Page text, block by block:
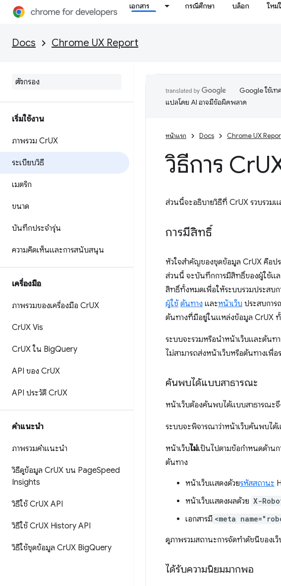
เอกสาร กรณีศึกษา บล็อก ใหม่
Docs Chrome UX Report
เริ่มใช้งาน
ภาพรวม CrUX
ระเบียบวิธี
เมตริก
ขนาด
บันทึกประจำรุ่น
ความคิดเห็นและการสนับสนุน
เครื่องมือ
ภาพรวมของเครื่องมือ CrUX
CrUX Vis
CrUX ใน BigQuery
API ของ CrUX
API ประวัติ CrUX
คำแนะนำ
ภาพรวมคำแนะนำ
วิธีดูข้อมูล CrUX บน PageSpeed
Insights
วิธีใช้ CrUX API
วิธีใช้ CrUX History API
วิธีใช้ชุดข้อมูล CrUX BigQuery
Google ใช้เท
แปลโดย AI อาจมีข้อผิดพลาด
หน้าแรก Docs Chrome UX
วิธีการ Cr
ส่วนนี้จะอธิบายวิธีที่ CrUX รวบรวม
การมีสิทธิ์
หัวใจสำคัญของชุดข้อมูล CrUX คือป
ส่วนนี้ จะบันทึกการมีสิทธิ์ของผู้ใช้แ
สิทธิ์ทั้งหมดเพื่อให้ระบบรวมประสบ
ผู้ใช้ ต้นทาง และหน้าเว็บ ประสบกา
ต้นทางที่มีอยู่ในแหล่งข้อมูล CrUX
ระบบจะรวมหรือนำหน้าเว็บและต้น
ไม่สามารถส่งหน้าเว็บหรือต้นทางเพื่อ
ค้นพบได้แบบสาธารณะ
หน้าเว็บต้องค้นพบได้แบบสาธารณะ
ระบบจะพิจารณาว่าหน้าเว็บค้นพบไ
หน้าเว็บไม่เป็นไปตามข้อกำหนดด้าน
ต้นทาง
หน้าเว็บแสดงด้วยรหัสสถานะ
หน้าเว็บแสดงผลด้วย X-
เอกสารมี <meta
ดูภาพรวมสถานะการจัดทำดัชนีของเ
ได้รับความนิยมมากพอ